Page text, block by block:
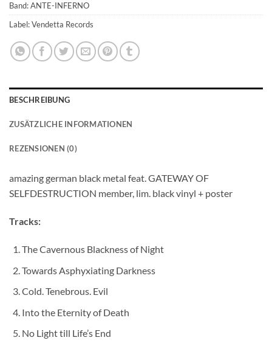
Band: ANTE-INFERNO
Label: Vendetta Records
BESCHREIBUNG
ZUSÄTZLICHE INFORMATIONEN
REZENSIONEN (0)
amazing german black metal feat. GATEWAY OF
SELFDESTRUCTION member, lim. black vinyl + poster
Tracks:
The Cavernous Blackness of Night
Towards Asphyxiating Darkness
Cold. Tenebrous. Evil
Into the Eternity of Death
No Light till Life’s End